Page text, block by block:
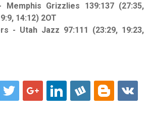
Grizzlies 139:137 (27:35,
14:12) 2OT
- Utah Jazz 97:111 (23:29, 19:23,